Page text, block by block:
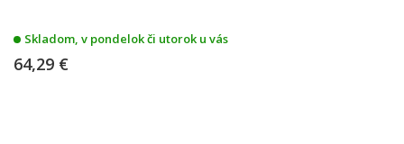
Skladom, v pondelok či utorok u vás
64,29 €